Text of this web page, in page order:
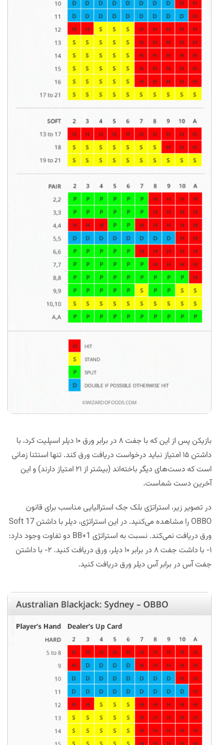
بازیکن پس از این که با جفت ۸ در برابر ورق ۱۰ دیلر اسپلیت کرد، با
داشتن ۱۵ امتیاز نباید درخواست دریافت ورق کند. تنها استثنا زمانی
است که دست‌های دیگر باخته‌اند (بیشتر از ۲۱ امتیاز دارند) و این
آخرین دست شماست.
در تصویر زیر، استراتژی بلک جک استرالیایی مناسب برای قانون
OBBO را مشاهده می‌کنید. در این استراتژی، دیلر با داشتن Soft 17
ورق دریافت نمی‌کند. نسبت به استراتژی BB+1 دو تفاوت وجود دارد:
۱- با داشت جفت ۸ در برابر ۱۰ دیلر، ورق دریافت کنید. ۲- با داشتن
جفت آس در برابر آس دیلر ورق دریافت کنید.